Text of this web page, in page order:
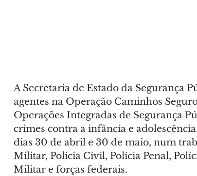
A Secretaria de Estado da Segurança
agentes na Operação Caminhos
Operações Integradas de Segurança
crimes contra a infância e
dias 30 de abril e 30 de maio, num
Militar, Polícia Civil, Polícia Penal,
Militar e forças federais.